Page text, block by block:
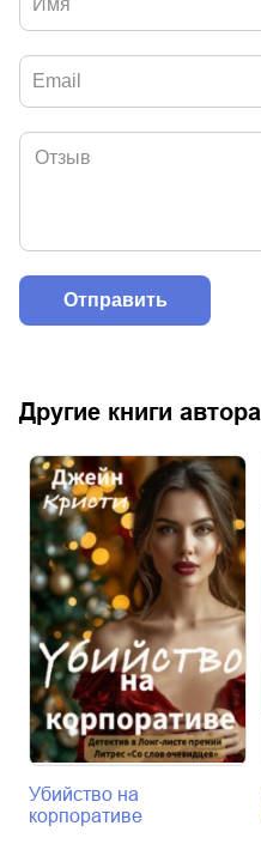
Другие книги автора
Убийство на
корпоративе